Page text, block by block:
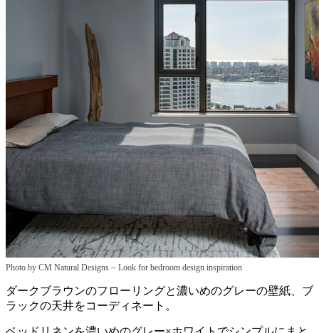
Photo by CM Natural Designs – Look for bedroom design inspiration
ダークブラウンのフローリングと濃いめのグレーの壁紙、ブ
ラックの天井をコーディネート。